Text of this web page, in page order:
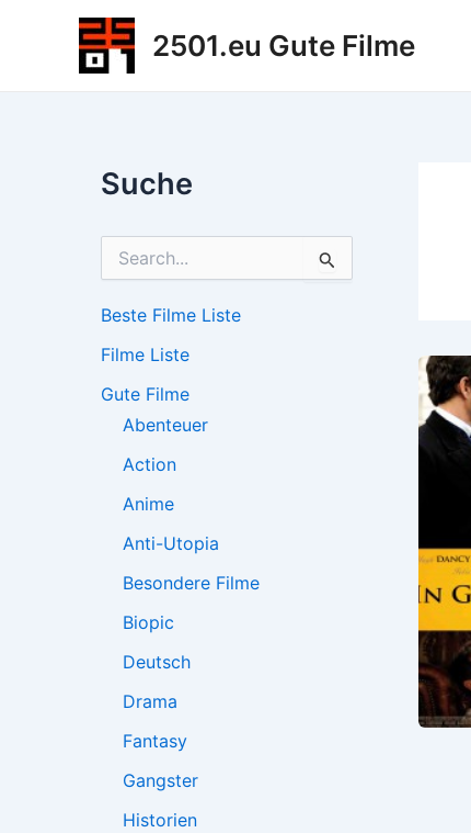
2501.eu Gute Filme
Suche
h
n
a
Beste Filme Liste
Filme Liste
Gute Filme
Abenteuer
Action
Anime
Anti-Utopia
Besondere Filme
Biopic
Deutsch
Drama
Fantasy
Gangster
Historien